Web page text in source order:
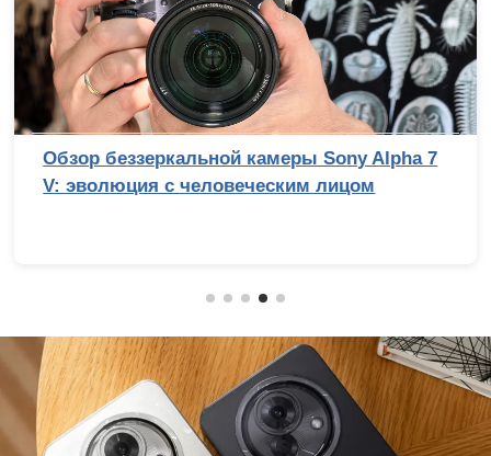
Обзор беззеркальной камеры Sony Alpha 7
V: эволюция с человеческим лицом